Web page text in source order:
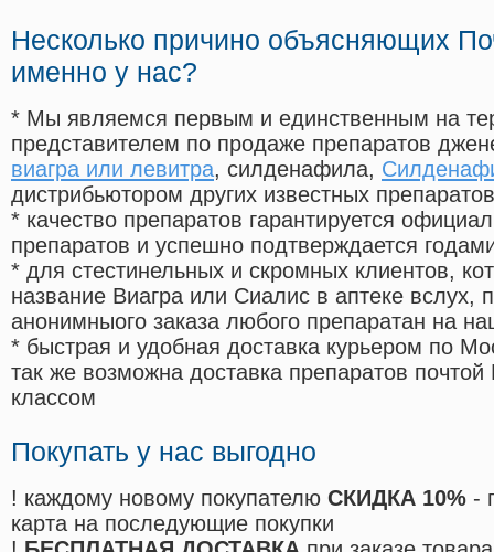
Несколько причино объясняющих
именно у нас?
* Мы являемся первым и единственным на
представителем по продаже препаратов
виагра или левитра, силденафила,
дистрибьютором других известных препаратов
* качество препаратов гарантируется
препаратов и успешно подтверждается
* для стестинельных и скромных клиентов,
название Виагра или Сиалис в аптеке вслух,
анонимныого заказа любого препаратан на
* быстрая и удобная доставка курьером по
так же возможна доставка препаратов
классом
Покупать у нас выгодно
! каждому новому покупателю СКИДКА 10% -
карта на последующие покупки